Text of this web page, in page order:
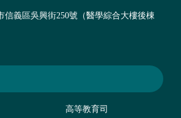
信義區吳興街250號（醫學綜合大樓後棟
高等教育司